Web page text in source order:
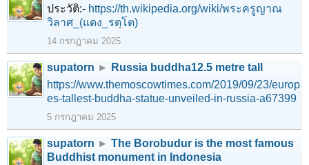
ประวัติ:- https://th.wikipedia.org/wiki/พระครูญาณ
วิลาศ_(แดง_รตฺโต)
14 กรกฎาคม 2025
supatorn ► Russia buddha12.5 metre tall
https://www.themoscowtimes.com/2019/09/23/europ
es-tallest-buddha-statue-unveiled-in-russia-a67399
5 กรกฎาคม 2025
supatorn ► The Borobudur is the most famous
Buddhist monument in Indonesia